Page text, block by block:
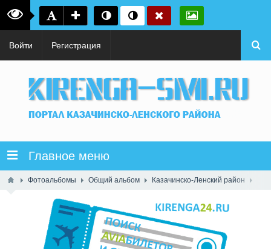
Войти Регистрация
Главное меню
Фотоальбомы Общий альбом Казачинско-Ленский район